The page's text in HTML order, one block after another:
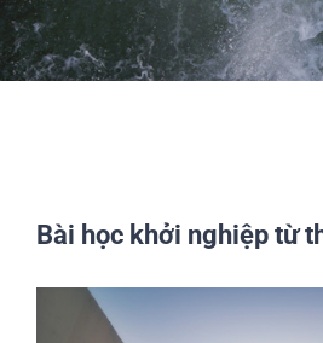
Bài học khởi nghiệp từ